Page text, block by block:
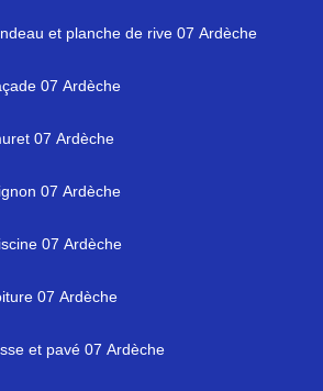
et planche de rive 07 Ardèche
07 Ardèche
07 Ardèche
07 Ardèche
07 Ardèche
07 Ardèche
et pavé 07 Ardèche